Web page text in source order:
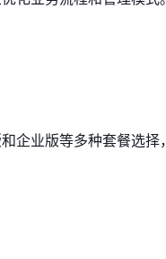
企业版等多种套餐选择